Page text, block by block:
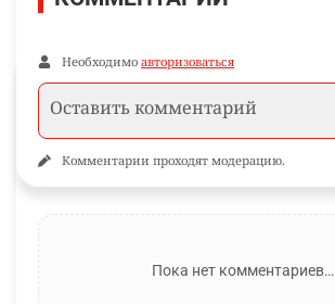
Необходимо авторизоваться
Комментарии проходят модерацию.
Пока нет комментариев…